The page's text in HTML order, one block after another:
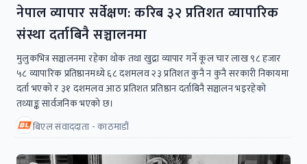
नेपाल व्यापार सर्वेक्षण: करिब ३२ प्रतिशत व्यापारिक
संस्था दर्ताबिनै सञ्चालनमा
मुलुकभित्र सञ्चालनमा रहेका थोक तथा खुद्रा व्यापार गर्ने कूल चार लाख ९८ हजार
५८ व्यापारिक प्रतिष्ठानमध्ये ६८ दशमलव २३ प्रतिशत कुनै न कुनै सरकारी निकायमा
दर्ता भएको र ३१ दशमलव आठ प्रतिशत प्रतिष्ठान दर्ताबिनै सञ्चालन भइरहेको
तथ्याङ्क सार्वजनिक भएको छ।
बिएल संवाददाता - काठमाडौं